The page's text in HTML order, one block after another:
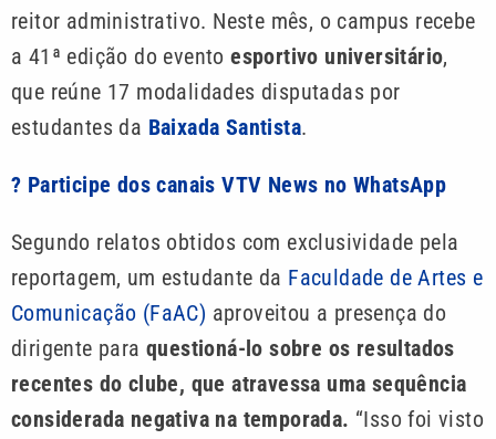
reitor administrativo. Neste mês, o campus recebe
a 41ª edição do eventoesportivo universitário,
que reúne 17 modalidades disputadas por
estudantes da Baixada Santista.
? Participe dos canais VTV News no WhatsApp
Segundo relatos obtidos com exclusividade pela
reportagem, um estudante da Faculdade de Artes e
Comunicação (FaAC) aproveitou a presença do
dirigente paraquestioná-lo sobre os resultados
recentes do clube, que atravessa uma sequência
considerada negativa na temporada. “Isso foi visto